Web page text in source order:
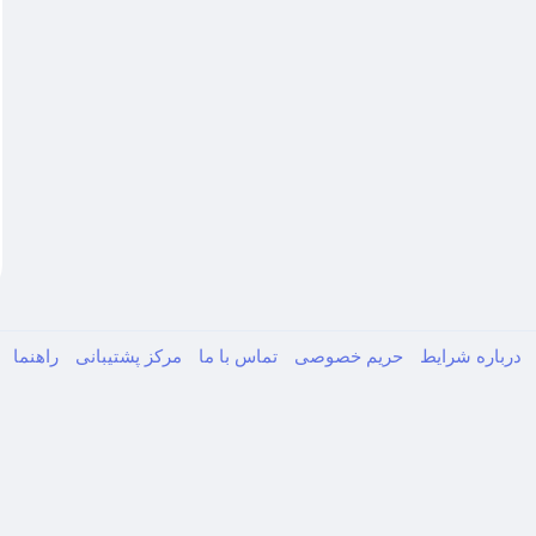
درباره شرایط حریم خصوصی تماس با ما مرکز پشتیبانی راهنما